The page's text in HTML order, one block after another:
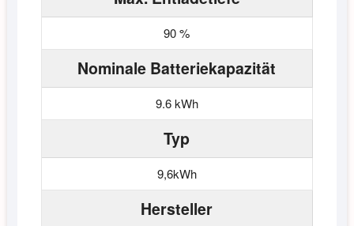
90 %
Nominale Batteriekapazität
9.6 kWh
Typ
9,6kWh
Hersteller